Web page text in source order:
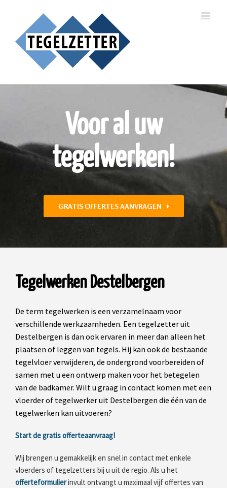
Voor al uw
tegelwerken!
GRATIS OFFERTES AANVRAGEN
Tegelwerken Destelbergen
De term tegelwerken is een verzamelnaam voor
verschillende werkzaamheden. Een tegelzetter uit
Destelbergen is dan ook ervaren in meer dan alleen het
plaatsen of leggen van tegels. Hij kan ook de bestaande
tegelvloer verwijderen, de ondergrond voorbereiden of
samen met u een ontwerp maken voor het betegelen
van de badkamer. Wilt u graag in contact komen met een
vloerder of tegelwerker uit Destelbergen die één van de
tegelwerken kan uitvoeren?
Start de gratis offerteaanvraag!
Wij brengen u gemakkelijk en snel in contact met enkele
vloerders of tegelzetters bij u uit de regio. Als u het
offerteformulierinvult ontvangt u maximaal vijf offertes van